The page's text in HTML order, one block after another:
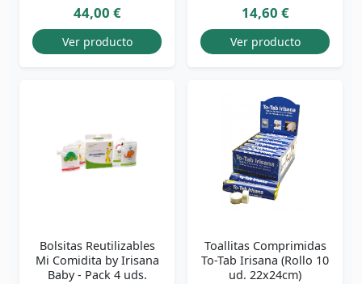
44,00 €
Ver producto
14,60 €
Ver producto
Bolsitas Reutilizables
Mi Comidita by Irisana
Baby - Pack 4 uds.
Toallitas Comprimidas
To-Tab Irisana (Rollo 10
ud. 22x24cm)